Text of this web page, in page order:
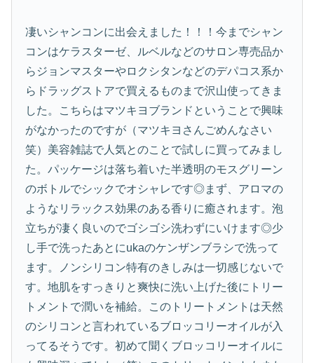
凄いシャンコンに出会えました！！！今までシャン
コンはケラスターゼ、ルベルなどのサロン専売品か
らジョンマスターやロクシタンなどのデパコス系か
らドラッグストアで買えるものまで沢山使ってきま
した。こちらはマツキヨブランドということで興味
がなかったのですが（マツキヨさんごめんなさい
笑）美容雑誌で人気とのことで試しに買ってみまし
た。パッケージは落ち着いた半透明のモスグリーン
のボトルでシックでオシャレです◎まず、アロマの
ようなリラックス効果のある香りに癒されます。泡
立ちが凄く良いのでゴシゴシ洗わずにいけます◎少
し手で洗ったあとにukaのケンザンブラシで洗って
ます。ノンシリコン特有のきしみは一切感じないで
す。地肌をすっきりと爽快に洗い上げた後にトリー
トメントで潤いを補給。このトリートメントは天然
のシリコンと言われているブロッコリーオイルが入
ってるそうです。初めて聞くブロッコリーオイルに